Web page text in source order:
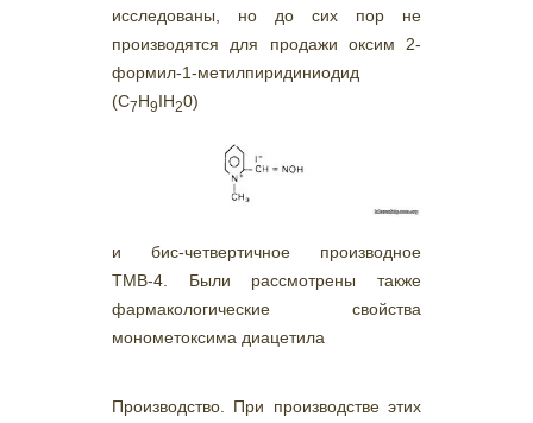
исследованы, но до сих пор не
производятся для продажи оксим 2-
формил-1-метилпиридиниодид
(С7Н9ІН20)
и бис-четвертичное производное
ТМВ-4. Были рассмотрены также
фармакологические свойства
монометоксима диацетила
Производство. При производстве этих